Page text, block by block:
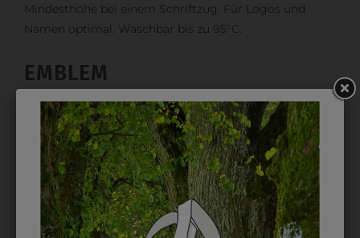
Mindesthöhe bei einem Schriftzug. Für Logos und
Namen optimal. Waschbar bis zu 95°C.
EMBLEM
Kann gestickt oder bedruckt werden. Sehr vielseitig
einsetzbar und beim Sticken wieder ab 1 Stück
möglich.
DRUCK
Perfekt für große Logos und für kleine Details, jedoch
kostet jede Farbe extra und ist erst ab 12 Stück